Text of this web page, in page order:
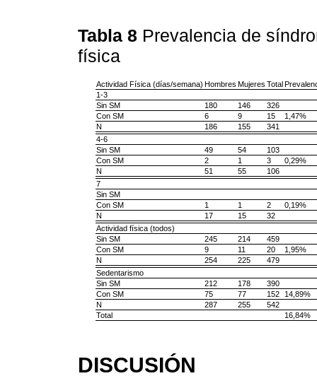
Tabla 8 Prevalencia de
física
Actividad Física (días/semana) Hombres Mujeres Total
1-3
Sin SM
180 146
326
Con SM
6 9 15
1,47%
N
186 155
341
4-6
Sin SM
49 54
103
Con SM
2 1 3
0,29%
N
51 55
106
7
Sin SM
Con SM
1 1 2
0,19%
N
17 15
32
Actividad física (todos)
Sin SM
245 214
459
Con SM
9 11 20
1,95%
N
254 225
479
Sedentarismo
Sin SM
212 178
390
Con SM
75 77 152
14,89%
N
287 255
542
Total
16,84%
DISCUSIÓN